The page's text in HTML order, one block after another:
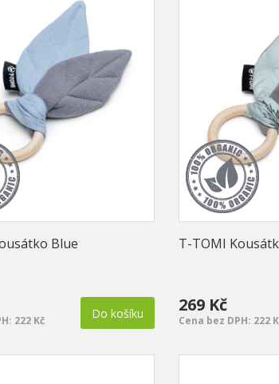
Blue
222 Kč Do košíku
T-TOMI
269 Kč
Cena bez DPH: 222